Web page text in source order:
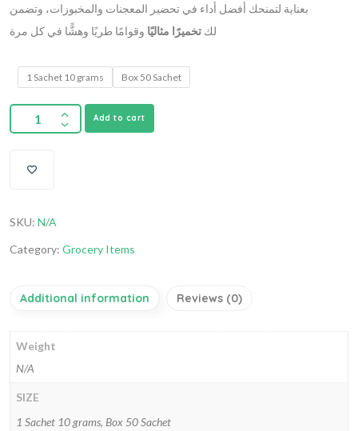
بعناية لتمنحك أفضل أداء في تحضير المعجنات والمخبوزات، وتضمن
لك تخميرًا مثاليًا وقوامًا طريًا وهشًّا في كل مرة
1 Sachet 10 grams Box 50 Sachet
Add to cart
SKU: N/A
Category: Grocery Items
Additional information Reviews (0)
Weight
N/A
SIZE
1 Sachet 10 grams, Box 50 Sachet